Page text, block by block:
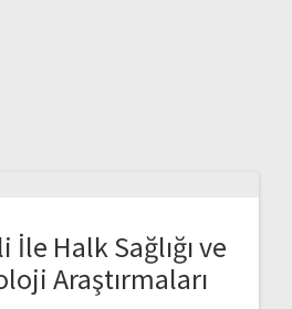
İle Halk Sağlığı ve
Araştırmaları